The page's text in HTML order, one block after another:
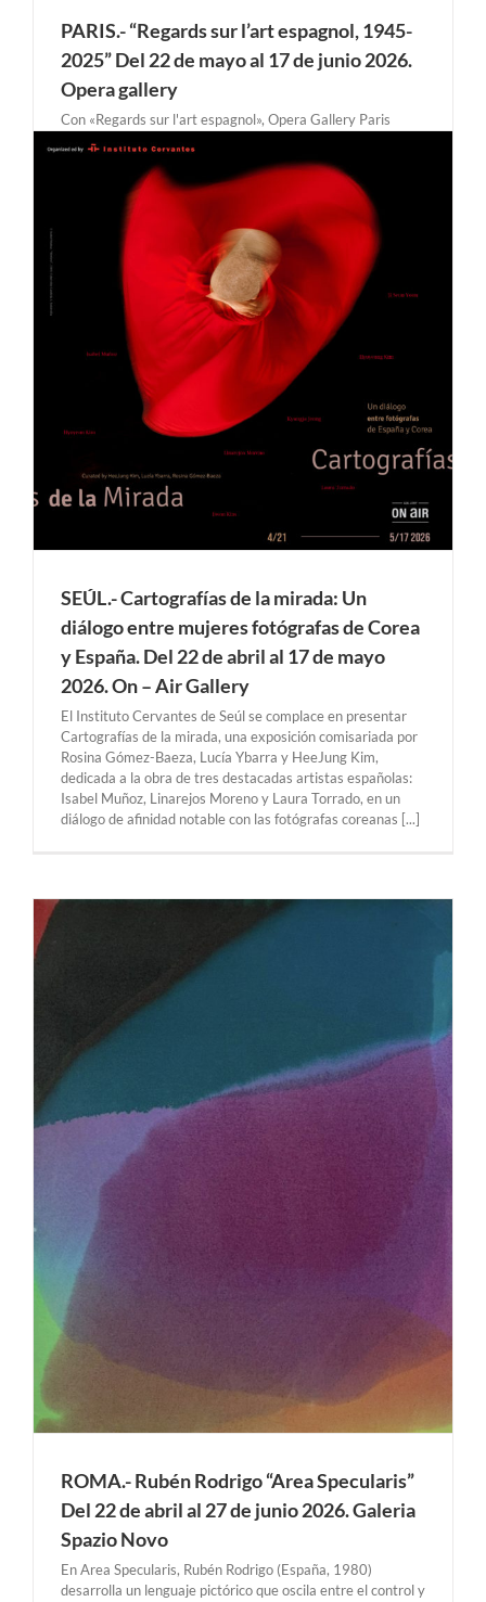
PARIS.- “Regards sur l’art espagnol, 1945-
2025” Del 22 de mayo al 17 de junio 2026.
Opera gallery
Con «Regards sur l'art espagnol», Opera Gallery Paris
presenta una selección de obras del panorama artístico
español que abarca el periodo comprendido entre 1945 y
2025. Lejos de ofrecer una narrativa lineal, este recorrido
invita a una reflexión más libre sobre la evolución del arte
español moderno y contemporáneo. Las [...]
SEÚL.- Cartografías de la mirada: Un
diálogo entre mujeres fotógrafas de Corea
y España. Del 22 de abril al 17 de mayo
2026. On – Air Gallery
El Instituto Cervantes de Seúl se complace en presentar
Cartografías de la mirada, una exposición comisariada por
Rosina Gómez-Baeza, Lucía Ybarra y HeeJung Kim,
dedicada a la obra de tres destacadas artistas españolas:
Isabel Muñoz, Linarejos Moreno y Laura Torrado, en un
diálogo de afinidad notable con las fotógrafas coreanas [...]
ROMA.- Rubén Rodrigo “Area Specularis”
Del 22 de abril al 27 de junio 2026. Galeria
Spazio Novo
En Area Specularis, Rubén Rodrigo (España, 1980)
desarrolla un lenguaje pictórico que oscila entre el control y